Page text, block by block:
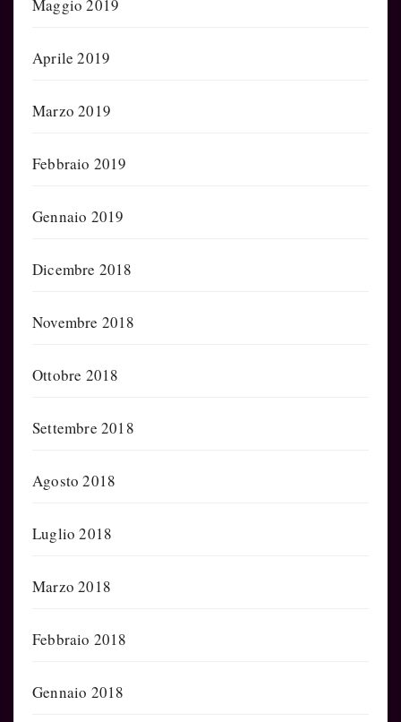
Maggio 2019
Aprile 2019
Marzo 2019
Febbraio 2019
Gennaio 2019
Dicembre 2018
Novembre 2018
Ottobre 2018
Settembre 2018
Agosto 2018
Luglio 2018
Marzo 2018
Febbraio 2018
Gennaio 2018